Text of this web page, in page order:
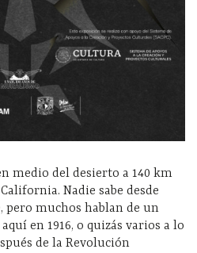
medio del desierto a 140 km
Nadie sabe desde
pero muchos hablan de un
en 1916, o quizás varios a lo
de la Revolución